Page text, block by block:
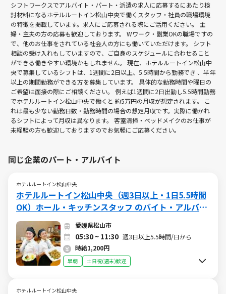
シフトワークスでアルバイト・パート・派遣の求人に応募するにあたり検
討材料になるホテルルートイン松山中央で働くスタッフ・社員の職場環境
の特徴を掲載しています。求人にご応募される際にご活用ください。 主
婦・主夫の方の応募も歓迎しております。 Wワーク・副業OKの職場ですの
で、他のお仕事をされている社会人の方にも働いていただけます。 シフト
相談の受け入れもしていますので、ご自身のスケジュールに合わせること
ができる働きやすい環境かもしれません。 現在、ホテルルートイン松山中
央で募集しているシフトは、1週間に2日以上、5.5時間から勤務でき 、半年
以上の期間勤務ができる方を募集しています。 具体的な勤務時間や曜日の
ご希望は面接の際にご相談ください。 例えば1週間に2日出勤し5.5時間勤務
でホテルルートイン松山中央で働くと 約5万円の月収が想定されます。 こ
れは最も少ない勤務日数・勤務時間の場合の想定月収です。実際に働かれ
るシフトによって月収は異なります。 客室清掃・ベッドメイクのお仕事が
未経験の方も歓迎しておりますのでお気軽にご応募ください。
同じ企業のパート・アルバイト
ホテルルートイン松山中央
ホテルルートイン松山中央（週3日以上・1日5.5時間
OK）ホール・キッチンスタッフ のバイト・アルバイ
ト求人情報 (W015658832)（早朝）
愛媛県松山市
05:30 ~ 11:30 週3日以上5.5時間/日から
時給1,200円
早朝 土日祝(週末)歓迎
ホテルルートイン松山中央